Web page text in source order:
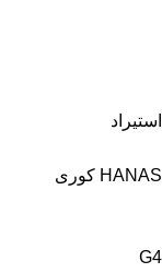
استيراد
HANAS كورى
G4